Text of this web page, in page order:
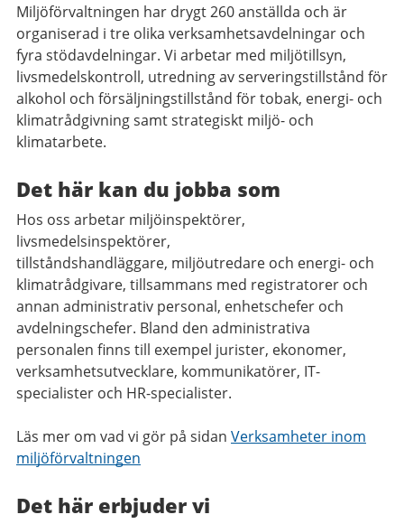
Miljöförvaltningen har drygt 260 anställda och är
organiserad i tre olika verksamhetsavdelningar och
fyra stödavdelningar. Vi arbetar med miljötillsyn,
livsmedelskontroll, utredning av serveringstillstånd för
alkohol och försäljningstillstånd för tobak, energi- och
klimatrådgivning samt strategiskt miljö- och
klimatarbete.
Det här kan du jobba som
Hos oss arbetar miljöinspektörer,
livsmedelsinspektörer,
tillståndshandläggare, miljöutredare och energi- och
klimatrådgivare, tillsammans med registratorer och
annan administrativ personal, enhetschefer och
avdelningschefer. Bland den administrativa
personalen finns till exempel jurister, ekonomer,
verksamhetsutvecklare, kommunikatörer, IT-
specialister och HR-specialister.
Läs mer om vad vi gör på sidan Verksamheter inom
miljöförvaltningen
Det här erbjuder vi